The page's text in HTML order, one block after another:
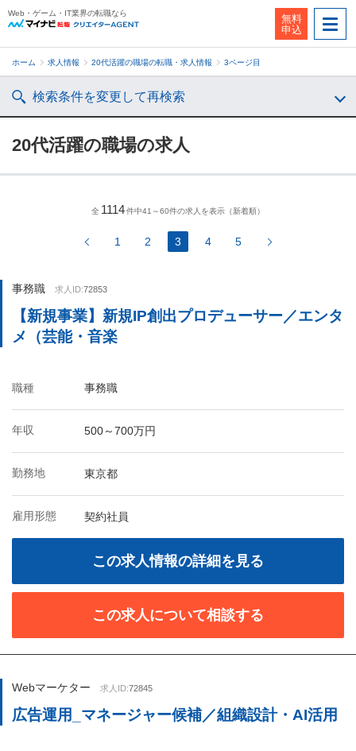
Web・ゲーム・IT業界の転職なら
無料
申込
ホーム 求人情報 20代活躍の職場の転職・求人情報 3ページ目
検索条件を変更して再検索
20代活躍の職場の求人
全 1114件中41～60件の求人を表示（新着順）
1 2 3 4 5
事務職 求人ID:72853
【新規事業】新規IP創出プロデューサー／エンタ
メ（芸能・音楽
職種 事務職
年収 500～700万円
勤務地 東京都
雇用形態 契約社員
この求人情報の詳細を見る
この求人について相談する
Webマーケター 求人ID:72845
広告運用_マネージャー候補／組織設計・AI活用